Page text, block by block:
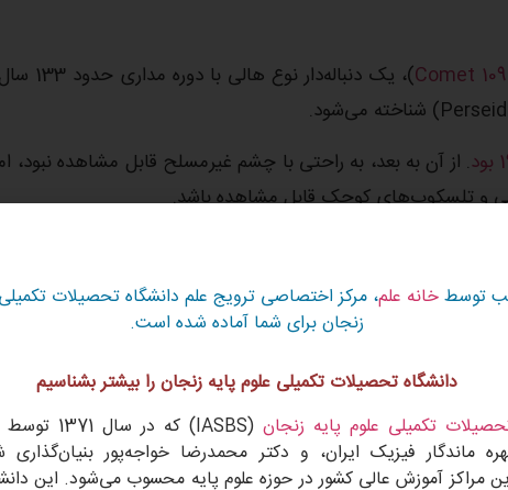
Comet
)، یک دنباله‌دار نوع
. از آن به بعد، به راحتی با چشم غیرمسلح قابل مشاهده نبود،
و تلسکوپ‌های کوچک قابل مشاهده باشد.
بلند یونی و دم گرد و غباری آن با استفاده از
تناوبی بزرگ به زمین بود.
سوئیفت-تاتل، همچنان به حرکت در می‌آیند تا شناخته‌شده‌ترین
توسطخانه علم، مرکز اختصاصی ترویج علم دانشگاه تحصیلات تکمیلی
زنجان برای شما آماده شده است.
دانشگاه تحصیلات تکمیلی علوم پایه زنجان را بیشتر بشناسیم
تکمیلی علوم پایه زنجان (IASBS) که در سال 1371 توسط دکتر
ماندگار فیزیک ایران، و دکتر محمدرضا خواجه‌پور
مراکز آموزش عالی کشور در حوزه علوم پایه محسوب می‌شود. این